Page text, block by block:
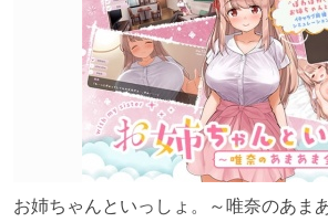
お姉ちゃんといっしょ。～唯奈のあま